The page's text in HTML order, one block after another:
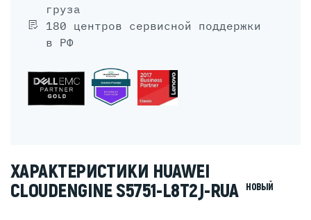
груза
180 центров сервисной поддержки
в РФ
ХАРАКТЕРИСТИКИ HUAWEI
CLOUDENGINE S5751-L8T2J-RUA
НОВЫЙ